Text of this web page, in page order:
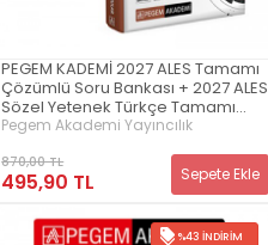
PEGEM KADEMİ 2027 ALES Tamamı
Çözümlü Soru Bankası + 2027 ALES
Sözel Yetenek Türkçe Tamamı
Çözümlü Çıkmış Sorular Seti
Pegem Akademi Yayıncılık
870,00 TL
495,90 TL Sepete Ekle
%43 İNDIRIM